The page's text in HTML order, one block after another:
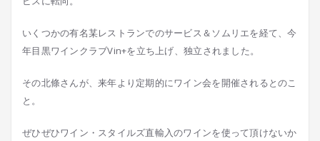
いくつかの有名某レストランでのサービス＆ソムリエを経て、今
年目黒ワインクラブVin+を立ち上げ、独立されました。
その北條さんが、来年より定期的にワイン会を開催されるとのこ
と。
ぜひぜひワイン・スタイルズ直輸入のワインを使って頂けないか